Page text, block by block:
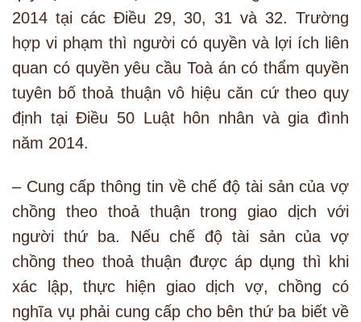
2014 tại các Điều 29, 30, 31 và 32. Trường
hợp vi phạm thì người có quyền và lợi ích liên
quan có quyền yêu cầu Toà án có thẩm quyền
tuyên bố thoả thuận vô hiệu căn cứ theo quy
định tại Điều 50 Luật hôn nhân và gia đình
năm 2014.
– Cung cấp thông tin về chế độ tài sản của vợ
chồng theo thoả thuận trong giao dịch với
người thứ ba. Nếu chế độ tài sản của vợ
chồng theo thoả thuận được áp dụng thì khi
xác lập, thực hiện giao dịch vợ, chồng có
nghĩa vụ phải cung cấp cho bên thứ ba biết về